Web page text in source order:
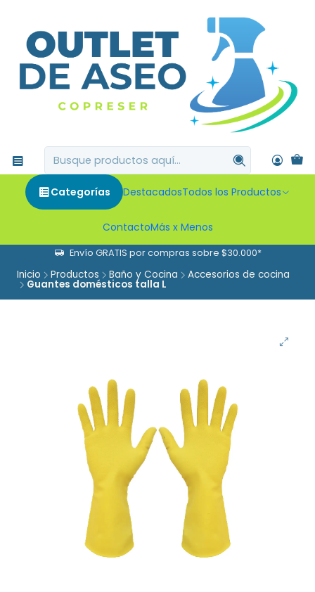
Categorías DestacadosTodos los Productos
ContactoMás x Menos
Envío GRATIS por compras sobre $30.000*
Inicio Productos Baño y Cocina Accesorios de cocina
Guantes domésticos talla L